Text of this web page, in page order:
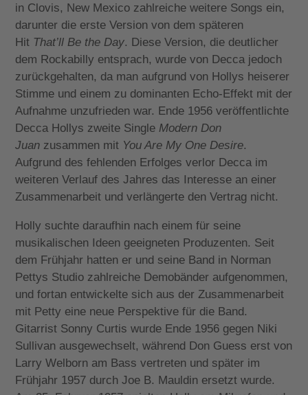
in Clovis, New Mexico zahlreiche weitere Songs ein,
darunter die erste Version von dem späteren
Hit That’ll Be the Day. Diese Version, die deutlicher
dem Rockabilly entsprach, wurde von Decca jedoch
zurückgehalten, da man aufgrund von Hollys heiserer
Stimme und einem zu dominanten Echo-Effekt mit der
Aufnahme unzufrieden war. Ende 1956 veröffentlichte
Decca Hollys zweite Single Modern Don
Juan zusammen mit You Are My One Desire.
Aufgrund des fehlenden Erfolges verlor Decca im
weiteren Verlauf des Jahres das Interesse an einer
Zusammenarbeit und verlängerte den Vertrag nicht.
Holly suchte daraufhin nach einem für seine
musikalischen Ideen geeigneten Produzenten. Seit
dem Frühjahr hatten er und seine Band in Norman
Pettys Studio zahlreiche Demobänder aufgenommen,
und fortan entwickelte sich aus der Zusammenarbeit
mit Petty eine neue Perspektive für die Band.
Gitarrist Sonny Curtis wurde Ende 1956 gegen Niki
Sullivan ausgewechselt, während Don Guess erst von
Larry Welborn am Bass vertreten und später im
Frühjahr 1957 durch Joe B. Mauldin ersetzt wurde.